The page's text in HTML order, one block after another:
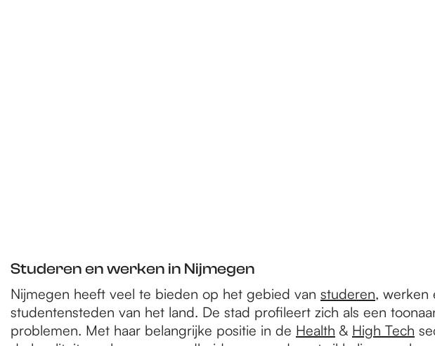
Studeren en werken in Nijmegen
Nijmegen heeft veel te bieden op het gebied van studeren, werken
studentensteden van het land. De stad profileert zich als een
problemen. Met haar belangrijke positie in de Health & High Tech